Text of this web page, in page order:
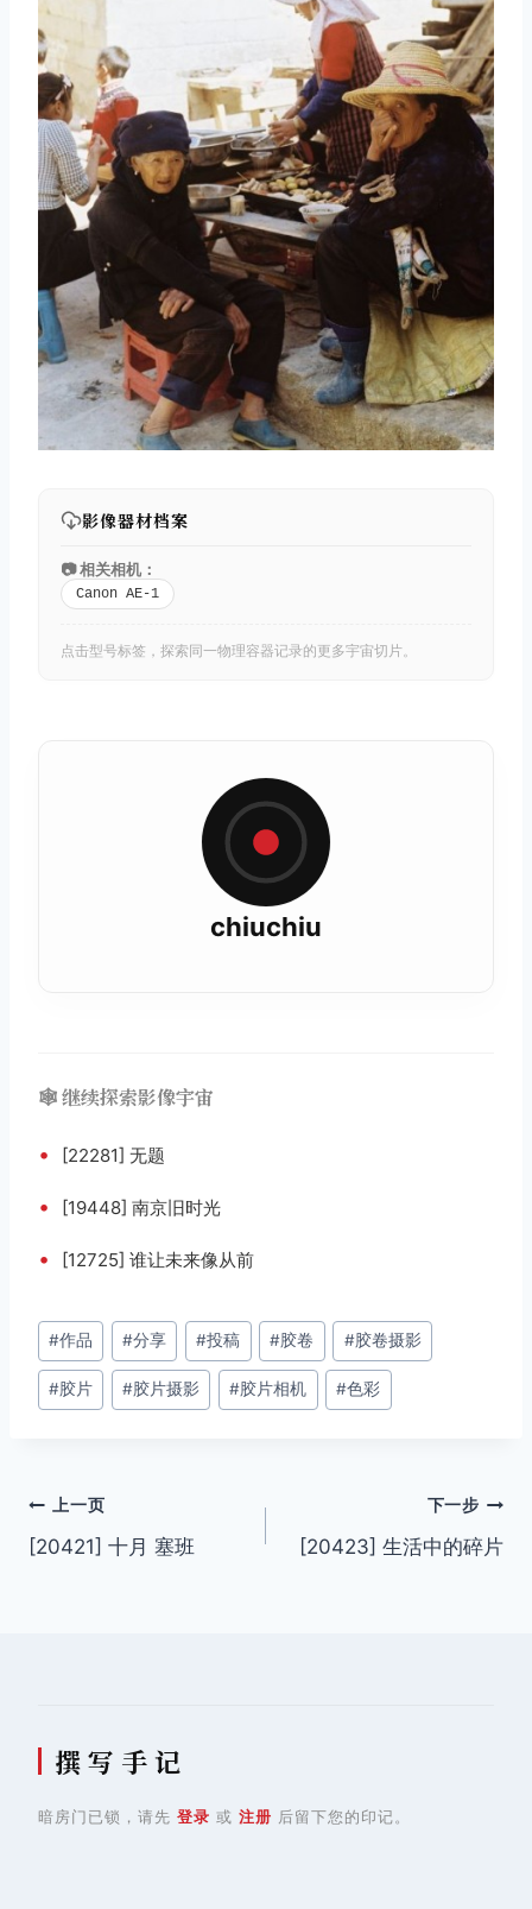
影像器材档案
📷 相关相机：
Canon AE-1
点击型号标签，探索同一物理容器记录的更多宇宙切片。
chiuchiu
🕸️ 继续探索影像宇宙
• [22281] 无题
• [19448] 南京旧时光
• [12725] 谁让未来像从前
文
章
标
#作品 #分享 #投稿 #胶卷 #胶卷摄影
#胶片 #胶片摄影 #胶片相机 #色彩
文
章
上一页
[20421] 十月 塞班
下一步
[20423] 生活中的碎片
撰 写 手 记
暗房门已锁，请先 登录 或 注册 后留下您的印记。